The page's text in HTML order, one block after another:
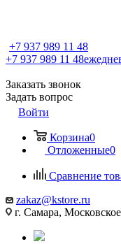
+7 937 989 11 48
+7 937 989 11 48
Заказать звонок
Задать вопрос
Войти
Корзина0
Отложенные0
Сравнение
zakaz@kstore.ru
г. Самара,